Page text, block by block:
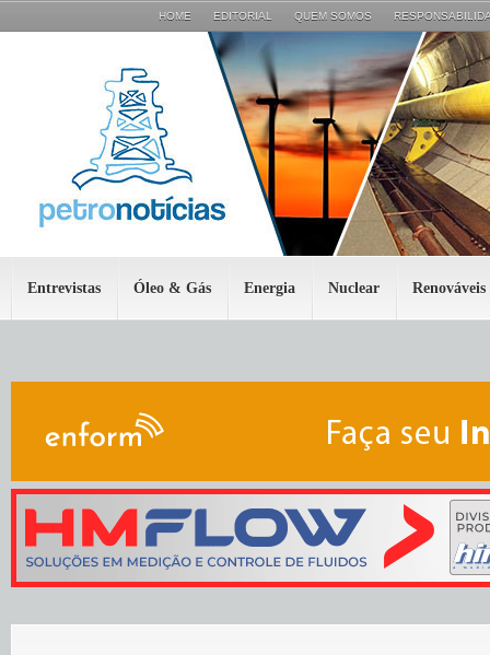
HOME EDITORIAL QUEM SOMOS
Entrevistas Óleo & Gás Energia Nuclear Renováveis